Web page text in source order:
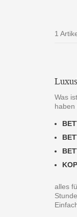
1
Was
haben
alles